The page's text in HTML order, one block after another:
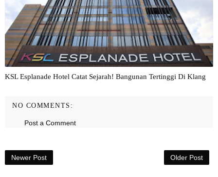
KSL Esplanade Hotel Catat Sejarah! Bangunan Tertinggi Di Klang
NO COMMENTS:
Post a Comment
Newer Post Older Post